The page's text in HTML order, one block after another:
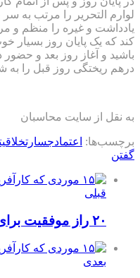
لوارم التحریر را مرتب به
یادداشت و غیره را منظم و
کند که یک پایان روز بسیار
باشید و آغاز روز بعد و حضور
درهم ریختگی روز قبل را به
به نقل از سایت محاسبان
برچسب‌ها: اعتمادجسارت
گفتن
قبلی
۲۰ راز موفقیت برای کارآفرینان جوان و مشتاق
بعدی